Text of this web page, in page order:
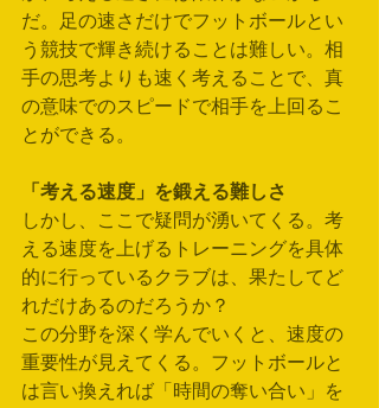
だ。足の速さだけでフットボールとい
う競技で輝き続けることは難しい。相
手の思考よりも速く考えることで、真
の意味でのスピードで相手を上回るこ
とができる。
「考える速度」を鍛える難しさ
しかし、ここで疑問が湧いてくる。考
える速度を上げるトレーニングを具体
的に行っているクラブは、果たしてど
れだけあるのだろうか？
この分野を深く学んでいくと、速度の
重要性が見えてくる。フットボールと
は言い換えれば「時間の奪い合い」を